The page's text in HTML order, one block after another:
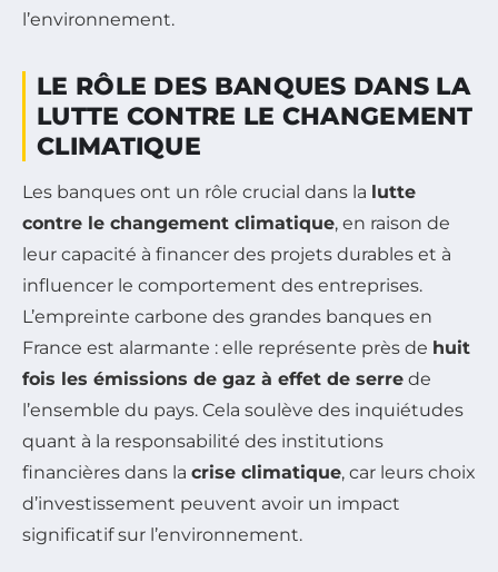
l’environnement.
LE RÔLE DES BANQUES DANS LA
LUTTE CONTRE LE CHANGEMENT
CLIMATIQUE
Les banques ont un rôle crucial dans la lutte
contre le changement climatique, en raison de
leur capacité à financer des projets durables et à
influencer le comportement des entreprises.
L’empreinte carbone des grandes banques en
France est alarmante : elle représente près de huit
fois les émissions de gaz à effet de serre de
l’ensemble du pays. Cela soulève des inquiétudes
quant à la responsabilité des institutions
financières dans la crise climatique, car leurs choix
d’investissement peuvent avoir un impact
significatif sur l’environnement.